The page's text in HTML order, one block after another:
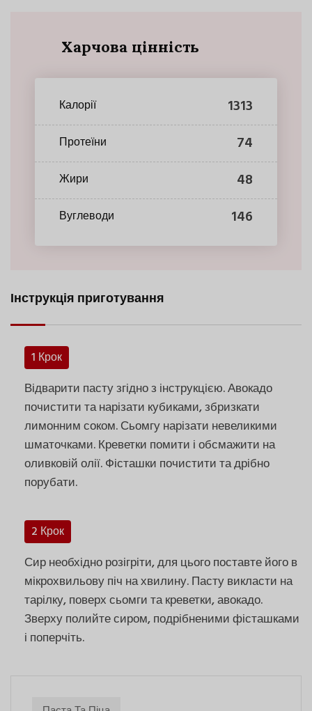
Харчова цінність
Калорії 1313
Протеїни 74
Жири 48
Вуглеводи 146
Інструкція приготування
1 Крок
Відварити пасту згідно з інструкцією. Авокадо
почистити та нарізати кубиками, збризкати
лимонним соком. Сьомгу нарізати невеликими
шматочками. Креветки помити і обсмажити на
оливковій олії. Фісташки почистити та дрібно
порубати.
2 Крок
Сир необхідно розігріти, для цього поставте його в
мікрохвильову піч на хвилину. Пасту викласти на
тарілку, поверх сьомги та креветки, авокадо.
Зверху полийте сиром, подрібненими фісташками
і поперчіть.